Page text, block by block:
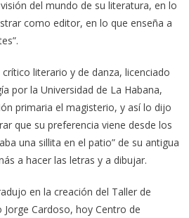
del mundo de su literatura, en lo
como editor, en lo que enseña a
literario y de danza, licenciado
por la Universidad de La Habana,
primaria el magisterio, y así lo dijo
que su preferencia viene desde los
una sillita en el patio” de su antigua
a hacer las letras y a dibujar.
en la creación del Taller de
Cardoso, hoy Centro de